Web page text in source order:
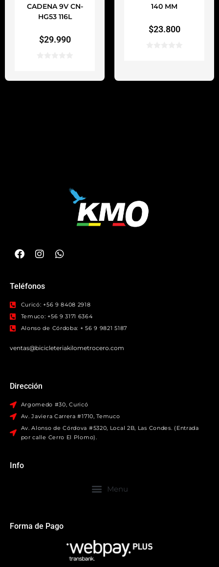
CADENA 9V CN-
HG53 116L
$29.990
140 MM
$23.800
Teléfonos
Curicó: +56 9 8408 2918
Temuco: +56 9 3171 6364
Alonso de Córdoba: + 56 9 9821 5187
ventas@bicicleteriakilometrocero.com
Dirección
Argomedo #30, Curicó
Av. Javiera Carrera #1710, Temuco
Av. Alonso de Córdova #5320, Local 2B, Las Condes. (Entrada
por calle Cerro El Plomo).
Info
Forma de Pago